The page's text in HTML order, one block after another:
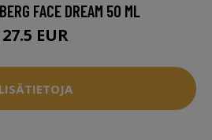
FACE DREAM 50 ML
27.5 EUR
LISÄTIETOJA